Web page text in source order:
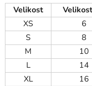
Velikost
XS
6
S
8
M
10
L
14
XL
16